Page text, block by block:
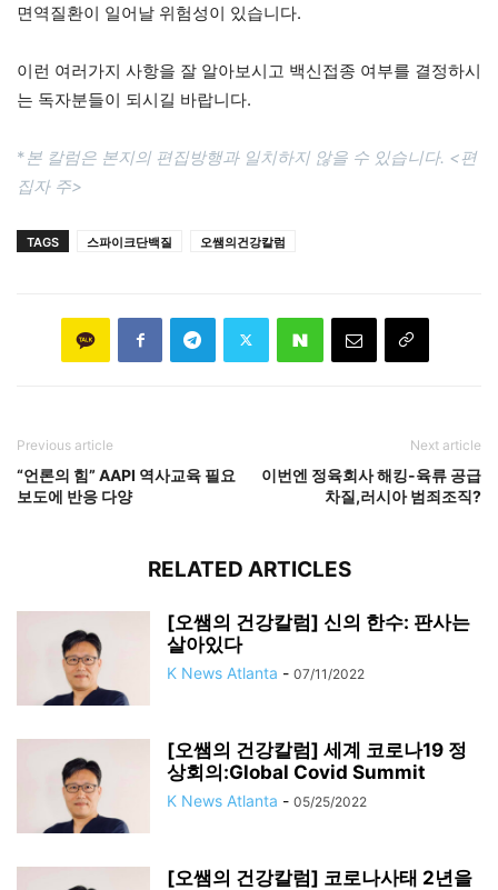
면역질환이 일어날 위험성이 있습니다.
이런 여러가지 사항을 잘 알아보시고 백신접종 여부를 결정하시
는 독자분들이 되시길 바랍니다.
*본 칼럼은 본지의 편집방행과 일치하지 않을 수 있습니다. <편
집자 주>
TAGS 스파이크단백질 오쌤의건강칼럼
Previous article
“언론의 힘” AAPI 역사교육 필요
보도에 반응 다양
Next article
이번엔 정육회사 해킹-육류 공급
차질,러시아 범죄조직?
RELATED ARTICLES
[오쌤의 건강칼럼] 신의 한수: 판사는
살아있다
K News Atlanta - 07/11/2022
[오쌤의 건강칼럼] 세계 코로나19 정
상회의:Global Covid Summit
K News Atlanta - 05/25/2022
[오쌤의 건강칼럼] 코로나사태 2년을